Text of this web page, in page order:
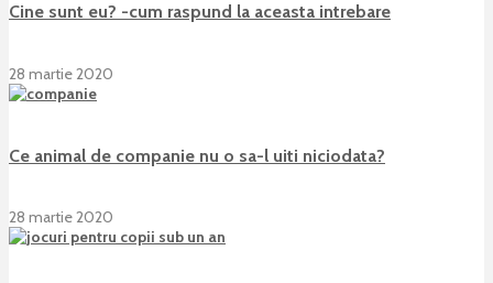
Cine sunt eu? -cum raspund la aceasta intrebare
28 martie 2020
Ce animal de companie nu o sa-l uiti niciodata?
28 martie 2020